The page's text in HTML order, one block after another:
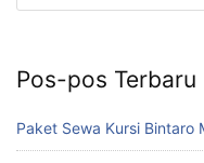
Pos-pos Terbaru
Paket Sewa Kursi Bintaro